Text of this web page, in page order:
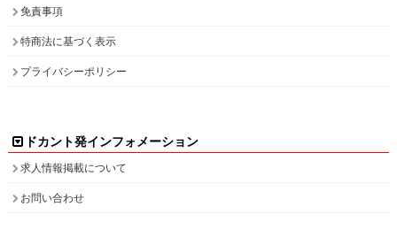
免責事項
特商法に基づく表示
プライバシーポリシー
ドカント発インフォメーション
求人情報掲載について
お問い合わせ